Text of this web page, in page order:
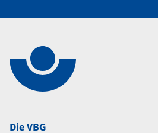
Die VBG